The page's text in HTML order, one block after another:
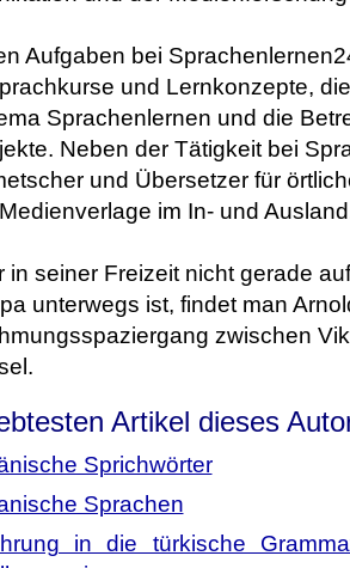
Aufgaben bei
und Lernkonzepte,
Sprachenlernen und die
Neben der Tätigkeit bei
und Übersetzer für
im In- und
in seiner Freizeit nicht gerade
unterwegs ist, findet man
zwischen
Artikel dieses
Sprichwörter
Sprachen
in die türkische